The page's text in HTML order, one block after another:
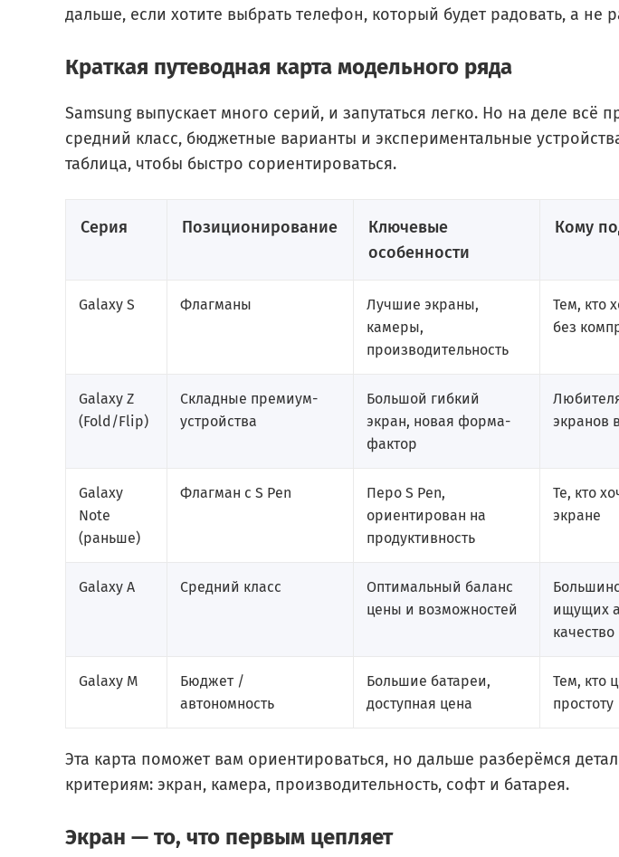
дальше, если хотите выбрать телефон, который будет радовать, а не
Краткая путеводная карта модельного ряда
Samsung выпускает много серий, и запутаться легко. Но на деле всё
средний класс, бюджетные варианты и экспериментальные
таблица, чтобы быстро сориентироваться.
Серия Позиционирование
Ключевые
особенности
Кому
Galaxy S Флагманы
Лучшие экраны,
камеры,
производительность
Тем, кто
без
Galaxy Z
(Fold/Flip)
Складные премиум-
устройства
Большой гибкий
экран, новая форма-
фактор
экранов
Galaxy
Note
(раньше)
Флагман с S Pen
Перо S Pen,
ориентирован на
продуктивность
Те, кто
экране
Galaxy A Средний класс
Оптимальный баланс
цены и возможностей
ищущих
качество
Galaxy M
Бюджет /
автономность
Большие батареи,
доступная цена
Тем, кто
простоту
Эта карта поможет вам ориентироваться, но дальше разберёмся
критериям: экран, камера, производительность, софт и батарея.
Экран — то, что первым цепляет